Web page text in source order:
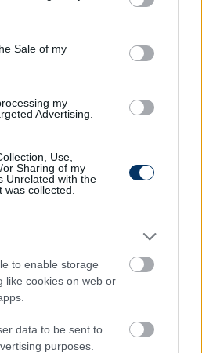
and its third-party tags to
purposes in below Google
Sale of my
my
Advertising.
Use,
Sharing of my
Unrelated with the
collected.
to enable storage
like cookies on web or
data to be sent to
purposes.
Dominik végig a pályán
Google-találatokban
Email küldés
BOTOND
#PARMA
DAMIR